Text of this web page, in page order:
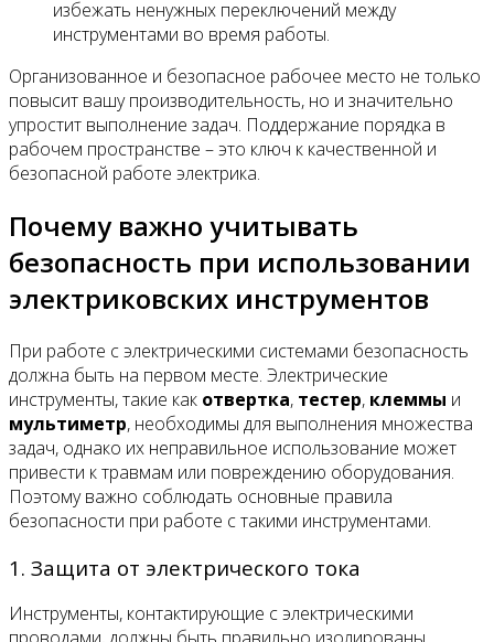
избежать ненужных переключений между
инструментами во время работы.
Организованное и безопасное рабочее место не только
повысит вашу производительность, но и значительно
упростит выполнение задач. Поддержание порядка в
рабочем пространстве – это ключ к качественной и
безопасной работе электрика.
Почему важно учитывать
безопасность при использовании
электриковских инструментов
При работе с электрическими системами безопасность
должна быть на первом месте. Электрические
инструменты, такие как отвертка, тестер, клеммы и
мультиметр, необходимы для выполнения множества
задач, однако их неправильное использование может
привести к травмам или повреждению оборудования.
Поэтому важно соблюдать основные правила
безопасности при работе с такими инструментами.
1. Защита от электрического тока
Инструменты, контактирующие с электрическими